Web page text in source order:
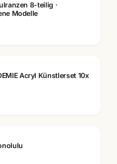
8-teilig ·
Modelle
Acryl Künstlerset 10x